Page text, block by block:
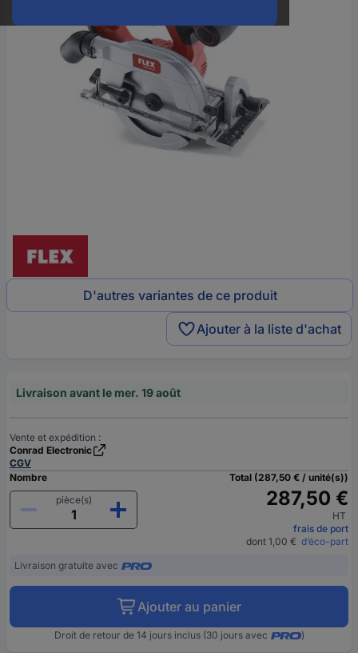
D'autres variantes de ce produit
Ajouter à la liste d'achat
Livraison avant le mer. 19 août
Vente et expédition :
Conrad Electronic
CGV
Nombre
pièce(s)
Total (287,50 € / unité(s))
287,50 €
HT
frais de port
dont 1,00 € d’éco-part
Livraison gratuite avec
Ajouter au panier
Droit de retour de 14 jours inclus (30 jours avec )